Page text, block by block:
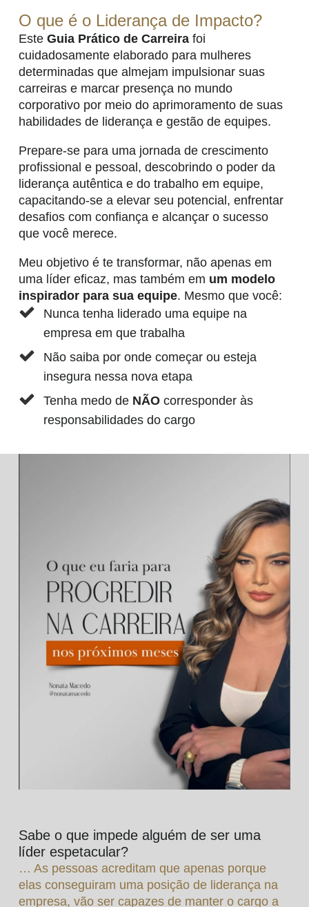
O que é o Liderança de Impacto?
Este Guia Prático de Carreira foi
cuidadosamente elaborado para mulheres
determinadas que almejam impulsionar suas
carreiras e marcar presença no mundo
corporativo por meio do aprimoramento de suas
habilidades de liderança e gestão de equipes.
Prepare-se para uma jornada de crescimento
profissional e pessoal, descobrindo o poder da
liderança autêntica e do trabalho em equipe,
capacitando-se a elevar seu potencial, enfrentar
desafios com confiança e alcançar o sucesso
que você merece.
Meu objetivo é te transformar, não apenas em
uma líder eficaz, mas também em um modelo
inspirador para sua equipe. Mesmo que você:
Nunca tenha liderado uma equipe na
empresa em que trabalha
Não saiba por onde começar ou esteja
insegura nessa nova etapa
Tenha medo de NÃO corresponder às
responsabilidades do cargo
Sabe o que impede alguém de ser uma
líder espetacular?
… As pessoas acreditam que apenas porque
elas conseguiram uma posição de liderança na
empresa, vão ser capazes de manter o cargo a